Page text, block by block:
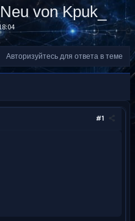
von Kpuk_
Авторизуйтесь для ответа в теме
#1